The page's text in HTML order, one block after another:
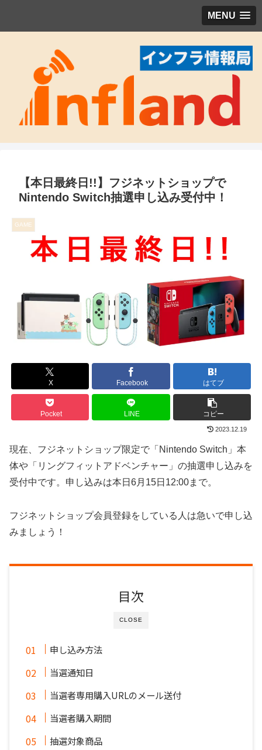
MENU
【本日最終日!!】フジネットショップで
Nintendo Switch抽選申し込み受付中！
GAME
X Facebook はてブ
Pocket LINE コピー
2023.12.19
現在、フジネットショップ限定で「Nintendo Switch」本
体や「リングフィットアドベンチャー」の抽選申し込みを
受付中です。申し込みは本日6月15日12:00まで。
フジネットショップ会員登録をしている人は急いで申し込
みましょう！
CLOSE
目次
申し込み方法
当選通知日
当選者専用購入URLのメール送付
当選者購入期間
抽選対象商品